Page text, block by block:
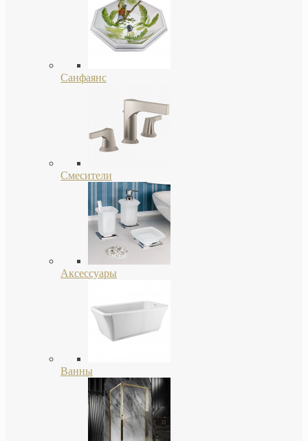
Санфаянс
Смесители
Аксессуары
Ванны